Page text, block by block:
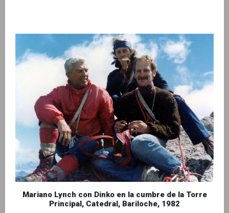
Mariano Lynch con Dinko en la cumbre de la Torre
Principal, Catedral, Bariloche, 1982